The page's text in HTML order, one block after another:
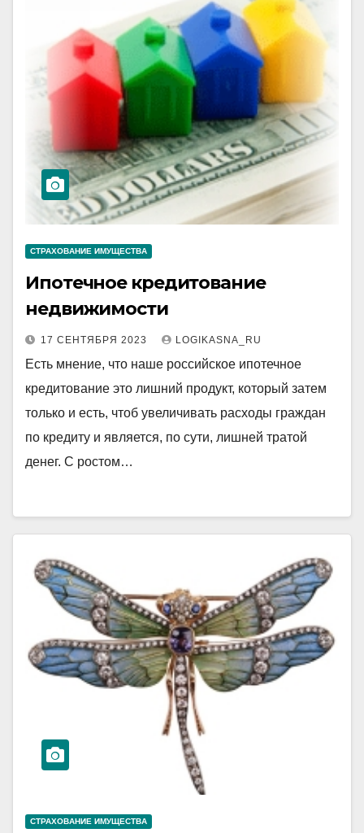
СТРАХОВАНИЕ ИМУЩЕСТВА
Ипотечное кредитование
недвижимости
17 СЕНТЯБРЯ 2023 LOGIKASNA_RU
Есть мнение, что наше российское ипотечное
кредитование это лишний продукт, который затем
только и есть, чтоб увеличивать расходы граждан
по кредиту и является, по сути, лишней тратой
денег. С ростом…
СТРАХОВАНИЕ ИМУЩЕСТВА